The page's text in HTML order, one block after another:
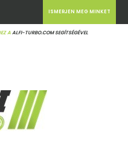
AALFI-TURBO.COM SEGÍTSÉGÉVEL
ISMERJEN MEG MINKET